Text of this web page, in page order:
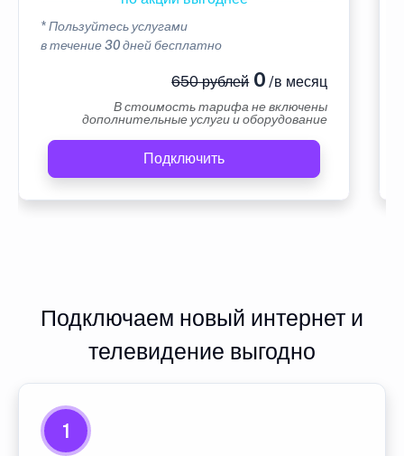
* Пользуйтесь услугами
в течение 30 дней бесплатно
650 рублей0 /в месяц
В стоимость тарифа не включены
дополнительные услуги и оборудование
Подключить
Подключаем новый интернет и
телевидение выгодно
1